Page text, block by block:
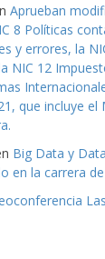
Aprueban
8 Políticas
y errores, la
NIC 12
que incluye
Big Data y
en la carrera